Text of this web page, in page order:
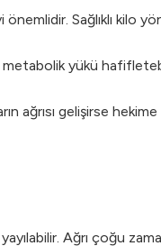
Sağlıklı kilo
metabolik yükü
ağrısı gelişirse
Ağrı çoğu